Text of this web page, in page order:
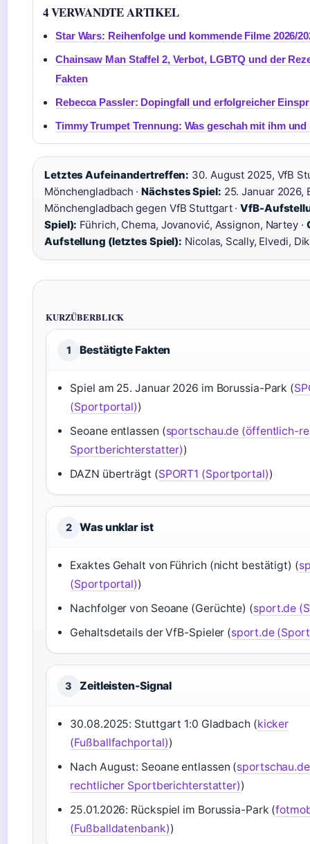
4 VERWANDTE ARTIKEL
Star Wars: Reihenfolge und kommende Filme 2026/
Chainsaw Man Staffel 2, Verbot, LGBTQ und der
Fakten
Rebecca Passler: Dopingfall und erfolgreicher
Timmy Trumpet Trennung: Was geschah mit ihm und
Letztes Aufeinandertreffen: 30. August 2025, VfB
Mönchengladbach ·Nächstes Spiel: 25. Januar 2026,
Mönchengladbach gegen VfB Stuttgart ·VfB-
Spiel): Führich, Chema, Jovanović, Assignon, Nartey ·
Aufstellung (letztes Spiel): Nicolas, Scally, Elvedi,
KURZÜBERBLICK
1 Bestätigte Fakten
Spiel am 25. Januar 2026 im Borussia-Park (
(Sportportal))
Seoane entlassen (sportschau.de (öffentlich-
Sportberichterstatter))
DAZN überträgt (SPORT1 (Sportportal))
2 Was unklar ist
Exaktes Gehalt von Führich (nicht bestätigt) (
(Sportportal))
Nachfolger von Seoane (Gerüchte) (sport.de
Gehaltsdetails der VfB-Spieler (sport.de
3 Zeitleisten-Signal
30.08.2025: Stuttgart 1:0 Gladbach (kicker
(Fußballfachportal))
Nach August: Seoane entlassen (
rechtlicher Sportberichterstatter))
25.01.2026: Rückspiel im Borussia-Park (
(Fußballdatenbank))